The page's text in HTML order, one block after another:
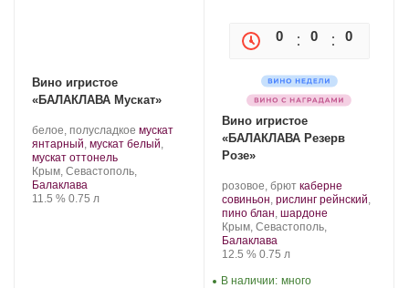
Вино игристое
«БАЛАКЛАВА Мускат»
Производитель:
Золотая
Балка.
белое, полусладкое .
Сорт
мускат
янтарный, мускат белый,
мускат оттонель.
Регион:
Крым, Севастополь,
Балаклава
Крепость
11.5 %. Объем
0.75 л
0 0 0
Вино игристое
«БАЛАКЛАВА Резерв
Розе»
Производитель:
Золотая
Балка.
розовое, брют .
Сорт
винограда:
каберне
совиньон, рислинг рейнский,
пино блан, шардоне
Регион:
Крым, Севастополь,
Балаклава
Крепость
12.5 %. Объем
0.75 л
В наличии: много